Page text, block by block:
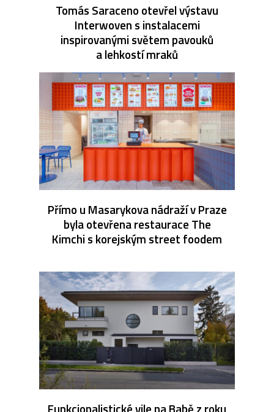
Tomás Saraceno otevřel výstavu
Interwoven s instalacemi
inspirovanými světem pavouků
a lehkostí mraků
Přímo u Masarykova nádraží v Praze
byla otevřena restaurace The
Kimchi s korejským street foodem